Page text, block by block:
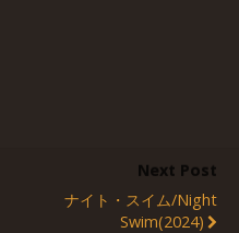
Next Post
ナイト・スイム/Night
Swim(2024)